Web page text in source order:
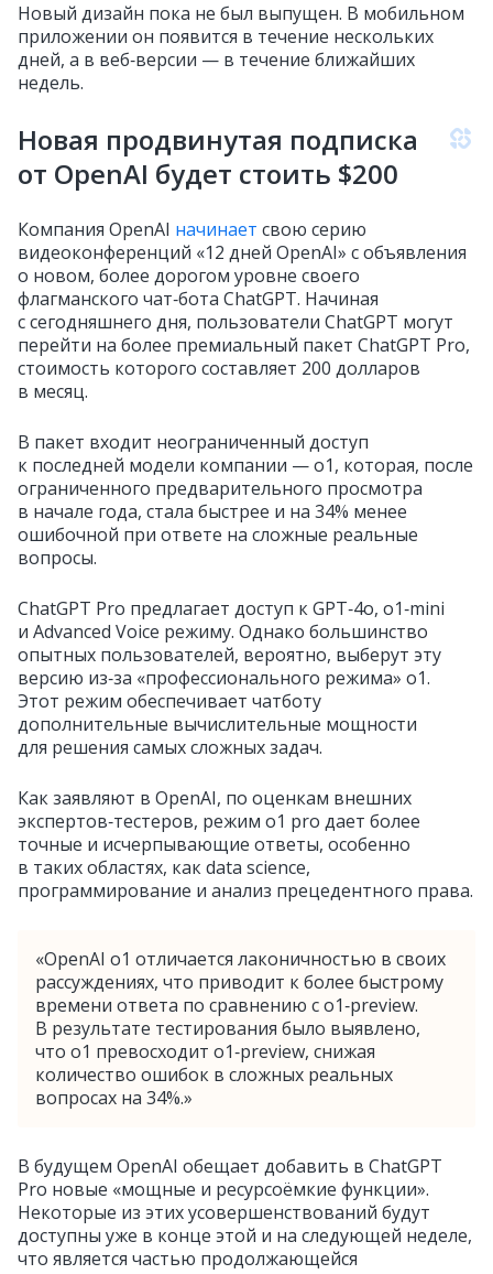
Новый дизайн пока не был выпущен. В мобильном
приложении он появится в течение нескольких
дней, а в веб‑версии — в течение ближайших
недель.
Новая продвинутая подписка
от OpenAI будет стоить $200
Компания OpenAI начинает свою серию
видеоконференций «12 дней OpenAI» с объявления
о новом, более дорогом уровне своего
флагманского чат‑бота ChatGPT. Начиная
с сегодняшнего дня, пользователи ChatGPT могут
перейти на более премиальный пакет ChatGPT Pro,
стоимость которого составляет 200 долларов
в месяц.
В пакет входит неограниченный доступ
к последней модели компании — o1, которая, после
ограниченного предварительного просмотра
в начале года, стала быстрее и на 34% менее
ошибочной при ответе на сложные реальные
вопросы.
ChatGPT Pro предлагает доступ к GPT‑4o, o1‑mini
и Advanced Voice режиму. Однако большинство
опытных пользователей, вероятно, выберут эту
версию из‑за «профессионального режима» o1.
Этот режим обеспечивает чатботу
дополнительные вычислительные мощности
для решения самых сложных задач.
Как заявляют в OpenAI, по оценкам внешних
экспертов‑тестеров, режим o1 pro дает более
точные и исчерпывающие ответы, особенно
в таких областях, как data science,
программирование и анализ прецедентного права.
«OpenAI o1 отличается лаконичностью в своих
рассуждениях, что приводит к более быстрому
времени ответа по сравнению с o1‑preview.
В результате тестирования было выявлено,
что o1 превосходит o1‑preview, снижая
количество ошибок в сложных реальных
вопросах на 34%.»
В будущем OpenAI обещает добавить в ChatGPT
Pro новые «мощные и ресурсоёмкие функции».
Некоторые из этих усовершенствований будут
доступны уже в конце этой и на следующей неделе,
что является частью продолжающейся